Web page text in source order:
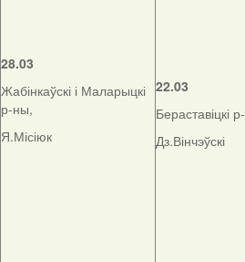
28.03
Жабінкаўскі і Маларыцкі
р-ны,
Я.Місіюк
22.03
Бераставіцкі
Дз.Вінчэўскі